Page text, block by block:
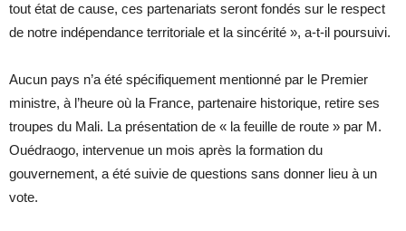
tout état de cause, ces partenariats seront fondés sur le respect
de notre indépendance territoriale et la sincérité », a-t-il poursuivi.
Aucun pays n’a été spécifiquement mentionné par le Premier
ministre, à l’heure où la France, partenaire historique, retire ses
troupes du Mali. La présentation de « la feuille de route » par M.
Ouédraogo, intervenue un mois après la formation du
gouvernement, a été suivie de questions sans donner lieu à un
vote.